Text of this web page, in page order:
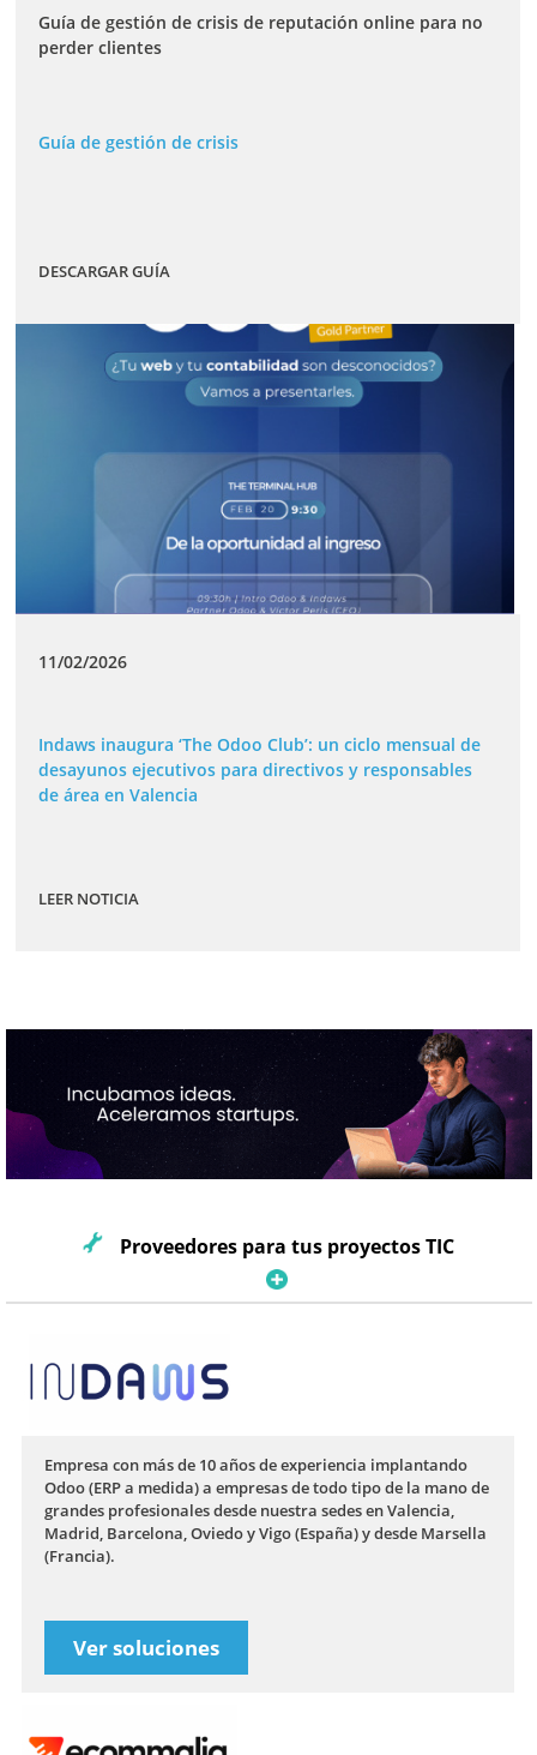
Guía de gestión de crisis de reputación online para no
perder clientes
Guía de gestión de crisis
DESCARGAR GUÍA
11/02/2026
Indaws inaugura ‘The Odoo Club’: un ciclo mensual de
desayunos ejecutivos para directivos y responsables
de área en Valencia
LEER NOTICIA
Proveedores para tus proyectos TIC
Empresa con más de 10 años de experiencia implantando
Odoo (ERP a medida) a empresas de todo tipo de la mano de
grandes profesionales desde nuestra sedes en Valencia,
Madrid, Barcelona, Oviedo y Vigo (España) y desde Marsella
(Francia).
Ver soluciones